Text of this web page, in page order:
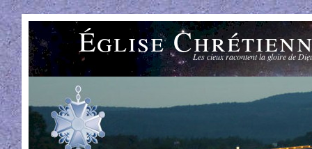
Église Les cieux racontent la gloire de